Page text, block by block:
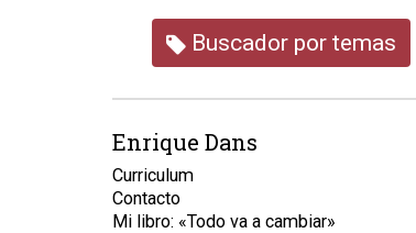
Buscador por temas
Enrique Dans
Curriculum
Contacto
Mi libro: «Todo va a cambiar»